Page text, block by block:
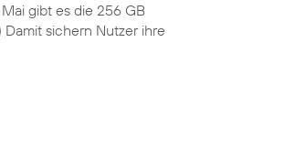
gibt es die 256 GB
Damit sichern Nutzer ihre